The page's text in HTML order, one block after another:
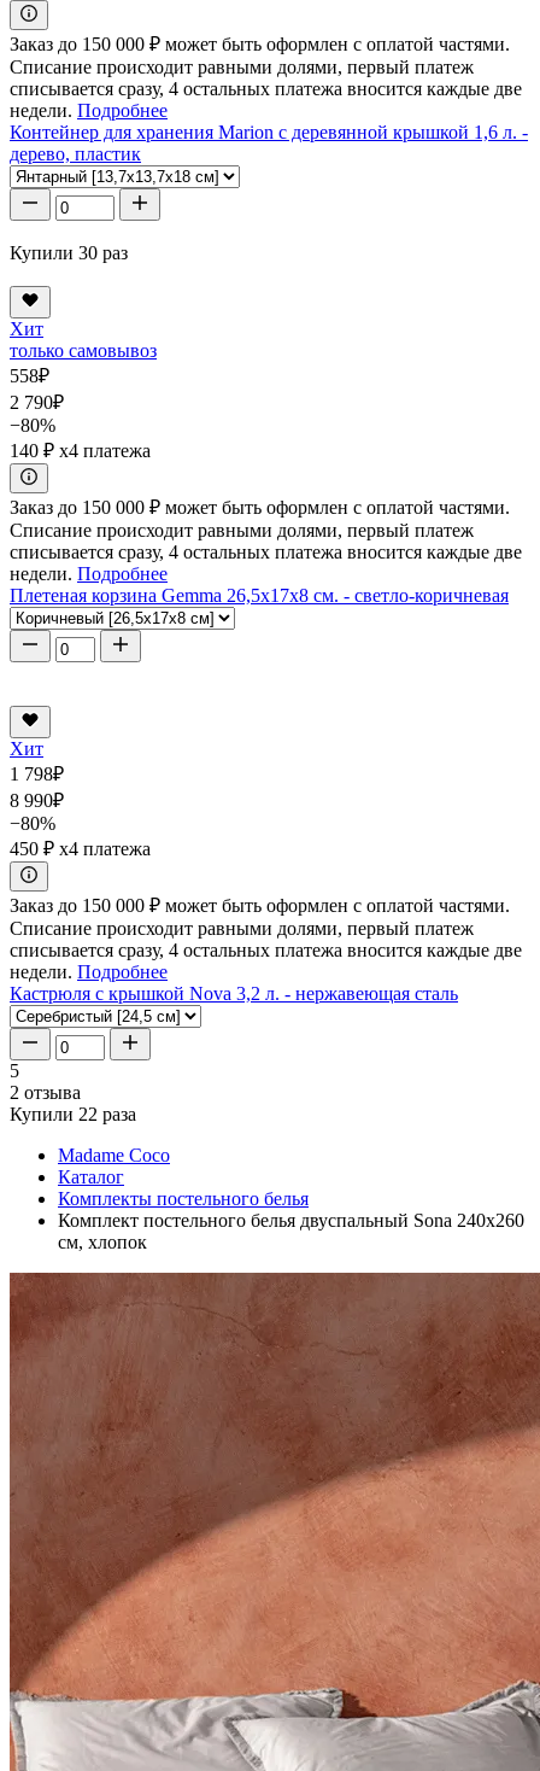
Заказ до 150 000 ₽ может быть оформлен с оплатой частями.
Списание происходит равными долями, первый платеж
списывается сразу, 4 остальных платежа вносится каждые две
недели. Подробнее
Контейнер для хранения Marion с деревянной крышкой 1,6 л. -
дерево, пластик
Купили 30 раз
Хит
только самовывоз
558₽
2 790₽
−80%
140 ₽ x4 платежа
Заказ до 150 000 ₽ может быть оформлен с оплатой частями.
Списание происходит равными долями, первый платеж
списывается сразу, 4 остальных платежа вносится каждые две
недели. Подробнее
Плетеная корзина Gemma 26,5x17x8 см. - светло-коричневая
Хит
1 798₽
8 990₽
−80%
450 ₽ x4 платежа
Заказ до 150 000 ₽ может быть оформлен с оплатой частями.
Списание происходит равными долями, первый платеж
списывается сразу, 4 остальных платежа вносится каждые две
недели. Подробнее
Кастрюля с крышкой Nova 3,2 л. - нержавеющая сталь
5
2 отзыва
Купили 22 раза
Madame Coco
Каталог
Комплекты постельного белья
Комплект постельного белья двуспальный Sona 240x260
см, хлопок